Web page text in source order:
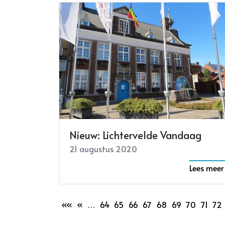
Nieuw: Lichtervelde Vandaag
21 augustus 2020
Lees meer
«« « … 64 65 66 67 68 69 70 71 72